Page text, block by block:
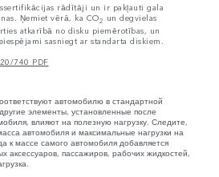
rādītāji un ir pakļauti gala
Ņemiet vērā, ka CO2 un degvielas
atkarībā no disku piemērotības, un
sasniegt ar standarta diskiem.
740 PDF
автомобилю в стандартной
элементы, установленные после
влияют на полезную нагрузку. Следите,
автомобиля и максимальные нагрузки на
к массе самого автомобиля добавляется
аксессуаров, пассажиров, рабочих жидкостей,